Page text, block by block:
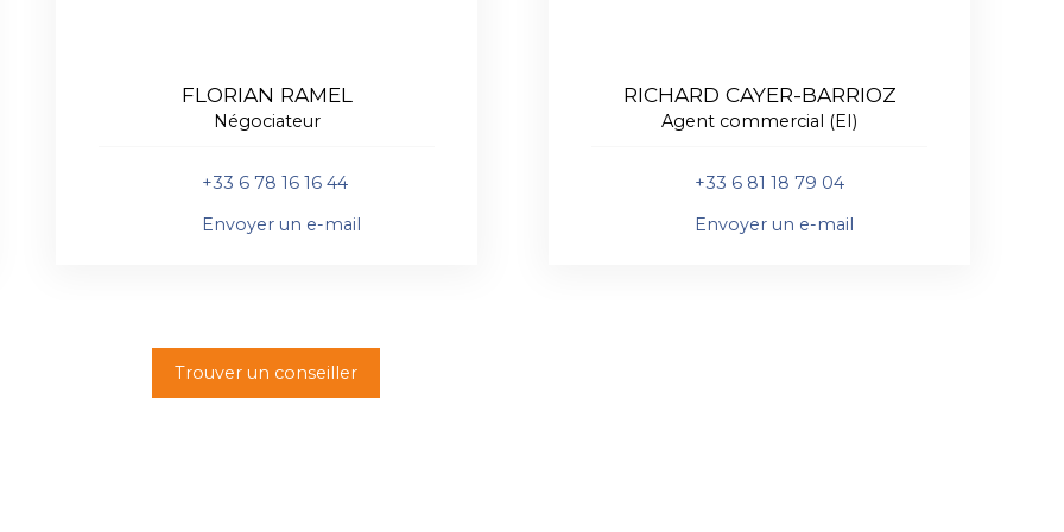
RICHARD CAYER-BARRIOZ
Agent commercial (EI)
+33 6 81 18 79 04
Envoyer un e-mail
MARC BALHADERE
Responsable d'agence
+33 6 81 25 76 89
Envoyer un e-mail
Trouver un conseiller